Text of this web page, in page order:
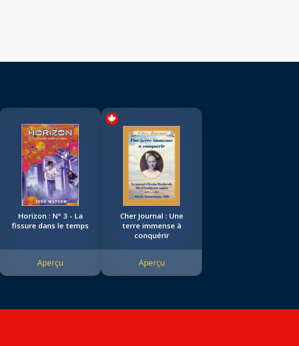
Horizon : N° 3 - La
fissure dans le temps
Aperçu
Cher Journal : Une
terre immense à
conquérir
Aperçu